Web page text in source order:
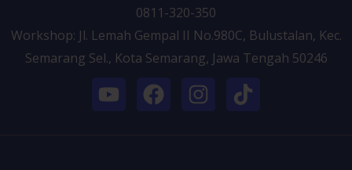
0811-320-350
Workshop: Jl. Lemah Gempal II No.980C, Bulustalan, Kec.
Semarang Sel., Kota Semarang, Jawa Tengah 50246